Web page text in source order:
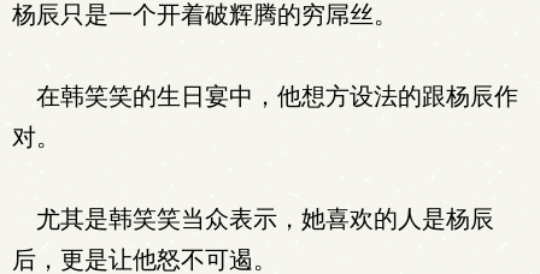
杨辰只是一个开着破辉腾的穷屌丝。
在韩笑笑的生日宴中，他想方设法的跟杨辰作
对。
尤其是韩笑笑当众表示，她喜欢的人是杨辰
后，更是让他怒不可遏。